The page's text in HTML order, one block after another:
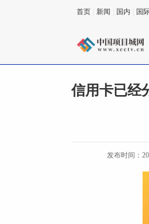
首页 新闻 国内 国
信用卡已经
发布时间：